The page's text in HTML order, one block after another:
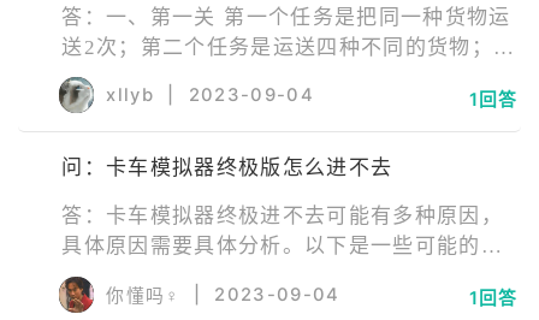
场景中都非常独特且具有挑战性。
答：一、第一关 第一个任务是把同一种货物运
送2次；第二个任务是运送四种不同的货物；第
三个任务是开6000km；第四个任务是赚25000
块；第五个任务是开新的国家。 二、第二关 第
一个任务是运送3次带有那种标志的危险品；第
二个任务是行驶11000km；第三个任务是挣
损）；第五个任务是获得3个新国家的通行证。
xllyb 2023-09-04 1回答
问：卡车模拟器终极版怎么进不去
答：卡车模拟器终极进不去可能有多种原因，
具体原因需要具体分析。以下是一些可能的原
因和解决方法： 1、网络问题：如果您的设备
无法连接到游戏服务器，就无法进入游戏。请
你懂吗♀ 2023-09-04 1回答